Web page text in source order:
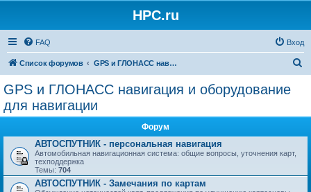
HPC.ru
FAQ Вход
Список форумов GPS и ГЛОНАСС навигация и оборудование для навигации
GPS и ГЛОНАСС навигация и оборудование
для навигации
Форум
АВТОСПУТНИК - персональная навигация
Автомобильная навигационная система: общие вопросы, уточнения карт,
техподдержка
Темы: 704
АВТОСПУТНИК - Замечания по картам